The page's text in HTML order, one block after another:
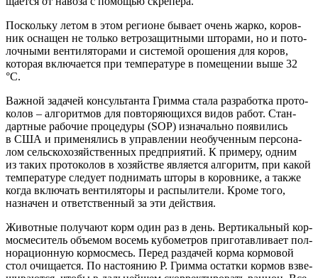
Посколь­ку летом в этом реги­оне быва­ет очень жар­ко, коров­
ник осна­щен не толь­ко вет­ро­за­щит­ны­ми што­ра­ми, но и пото­
лоч­ны­ми вен­ти­ля­то­ра­ми и систе­мой оро­ше­ния для коров,
кото­рая вклю­ча­ет­ся при тем­пе­ра­ту­ре в поме­ще­нии выше 32
°C.
Важ­ной зада­чей кон­суль­тан­та Грим­ма ста­ла раз­ра­бот­ка про­то­
ко­лов – алго­рит­мов для повто­ря­ю­щих­ся видов работ. Стан­
дарт­ные рабо­чие про­це­ду­ры (SOP) изна­чаль­но появи­лись
в США и при­ме­ня­лись в управ­ле­нии необу­чен­ным пер­со­на­
лом сель­ско­хо­зяй­ствен­ных пред­при­я­тий. К при­ме­ру, одним
из таких про­то­ко­лов в хозяй­стве явля­ет­ся алго­ритм, при какой
тем­пе­ра­ту­ре сле­ду­ет под­ни­мать што­ры в коров­ни­ке, а так­же
когда вклю­чать вен­ти­ля­то­ры и рас­пы­ли­те­ли. Кро­ме того,
назна­чен и ответ­ствен­ный за эти действия.
Живот­ные полу­ча­ют корм один раз в день. Вер­ти­каль­ный кор­
мо­сме­си­тель объ­е­мом восемь кубо­мет­ров при­го­тав­ли­ва­ет пол­
но­ра­ци­он­ную кор­мо­смесь. Перед раз­да­чей кор­ма кор­мо­вой
стол очи­ща­ет­ся. По насто­я­нию Р. Грим­ма остат­ки кор­мов взве­